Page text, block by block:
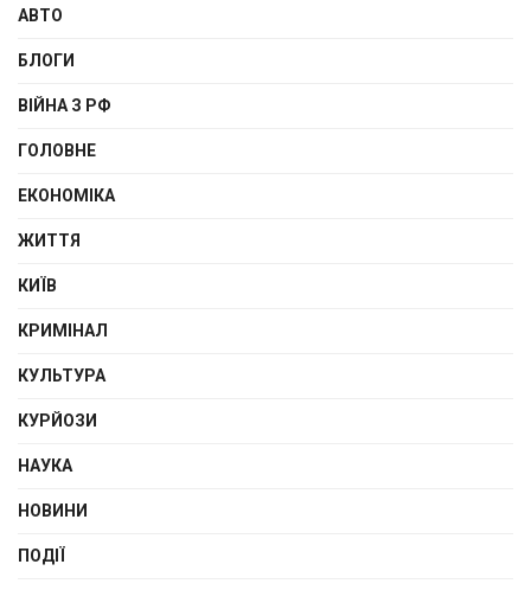
АВТО
БЛОГИ
ВІЙНА З РФ
ГОЛОВНЕ
ЕКОНОМІКА
ЖИТТЯ
КИЇВ
КРИМІНАЛ
КУЛЬТУРА
КУРЙОЗИ
НАУКА
НОВИНИ
ПОДІЇ